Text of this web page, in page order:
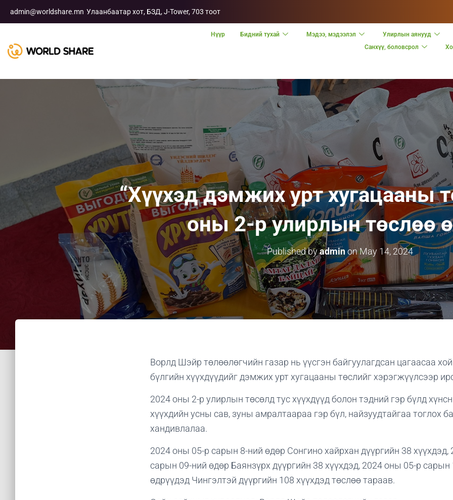
admin@worldshare.mn Улаанбаатар хот, БЗД, J-Tower, 703 тоот
Нүүр Бидний тухай Мэдээ, мэдээлэл
Улирлын аянууд
Санхүү, боловсрол
“Хүүхэд дэмжих урт хугацааны
оны 2-р улирлын төслөө
Published byadminonMay 14, 2024
Ворлд Шэйр төлөөлөгчийн газар нь үүсгэн байгуулагдсан цагаасаа
бүлгийн хүүхдүүдийг дэмжих урт хугацааны төслийг хэрэгжүүлсээр
2024 оны 2-р улирлын төсөлд тус хүүхдүүд болон тэдний гэр бүлд
хүүхдийн усны сав, зуны амралтаараа гэр бүл, найзуудтайгаа тоглох
хандивлалаа.
2024 оны 05-р сарын 8-ний өдөр Сонгино хайрхан дүүргийн 38
сарын 09-ний өдөр Баянзүрх дүүргийн 38 хүүхдэд, 2024 оны 05-р сарын
өдрүүдэд Чингэлтэй дүүргийн 108 хүүхдэд төслөө тараав.